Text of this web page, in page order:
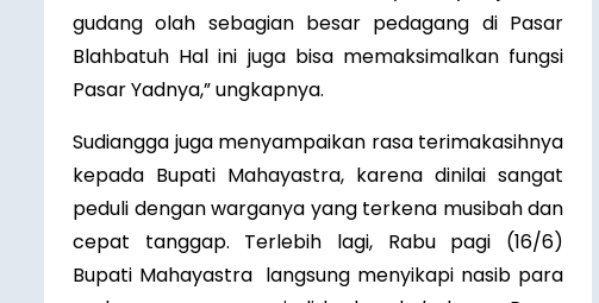
gudang olah sebagian besar pedagang di Pasar
Blahbatuh Hal ini juga bisa memaksimalkan fungsi
Pasar Yadnya,” ungkapnya.
Sudiangga juga menyampaikan rasa terimakasihnya
kepada Bupati Mahayastra, karena dinilai sangat
peduli dengan warganya yang terkena musibah dan
cepat tanggap. Terlebih lagi, Rabu pagi (16/6)
Bupati Mahayastra langsung menyikapi nasib para